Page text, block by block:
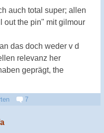
auch total super; allen
out the pin" mit gilmour
das doch weder v d
relevanz her
geprägt, the
7